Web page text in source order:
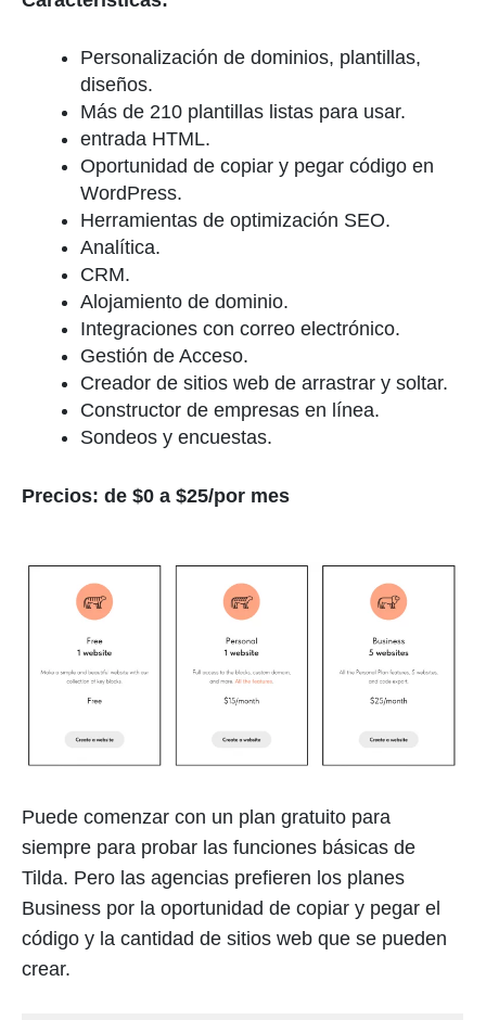
Personalización de dominios, plantillas,
diseños.
Más de 210 plantillas listas para usar.
entrada HTML.
Oportunidad de copiar y pegar código en
WordPress.
Herramientas de optimización SEO.
Analítica.
CRM.
Alojamiento de dominio.
Integraciones con correo electrónico.
Gestión de Acceso.
Creador de sitios web de arrastrar y soltar.
Constructor de empresas en línea.
Sondeos y encuestas.
Precios: de $0 a $25/por mes
Puede comenzar con un plan gratuito para
siempre para probar las funciones básicas de
Tilda. Pero las agencias prefieren los planes
Business por la oportunidad de copiar y pegar el
código y la cantidad de sitios web que se pueden
crear.